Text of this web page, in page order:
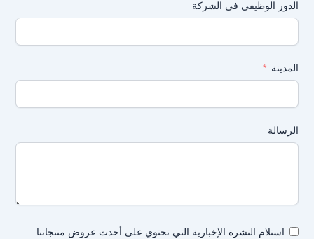
الدور الوظيفي في الشركة
المدينة
الرسالة
استلام النشرة الإخبارية التي تحتوي على أحدث عروض منتجاتنا.